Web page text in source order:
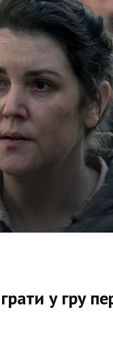
у гру